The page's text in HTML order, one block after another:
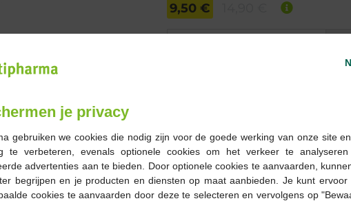
9,50 €
Quantité max. = 12
Les jours ouvrables
ouvrable suivant
je privacy
gebruiken we cookies die nodig zijn voor de goede werking van onze site
te verbeteren, evenals optionele cookies om het verkeer te
advertenties aan te bieden. Door optionele cookies te aanvaarden,
begrijpen en je producten en diensten op maat aanbieden. Je kunt ervoor
cookies te aanvaarden door deze te selecteren en vervolgens op